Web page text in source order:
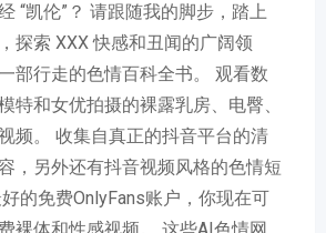
“凯伦”？ 请跟随我的脚步，踏上
探索 XXX 快感和丑闻的广阔领
部行走的色情百科全书。 观看数
特和女优拍摄的裸露乳房、电臀、
频。 收集自真正的抖音平台的清
，另外还有抖音视频风格的色情短
的免费OnlyFans账户，你现在可